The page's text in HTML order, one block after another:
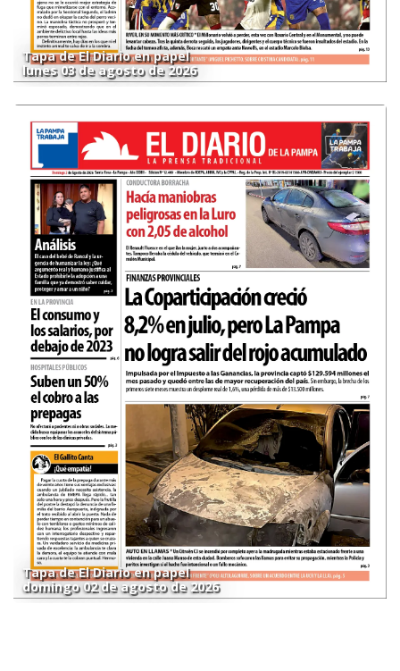
Tapa de El Diario en papel
lunes 03 de agosto de 2026
Tapa de El Diario en papel
domingo 02 de agosto de 2026